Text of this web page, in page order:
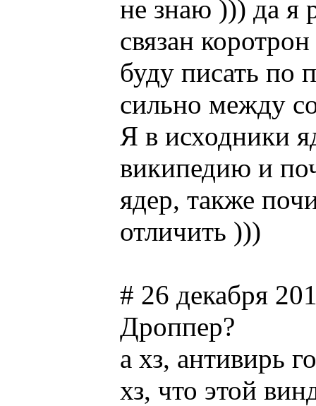
не знаю ))) да я
связан
буду писать по
сильно между
Я в исходники
википедию и
ядер, также
отличить )))
# 26 декабря
Дроппер?
а хз, антивирь
хз, что этой